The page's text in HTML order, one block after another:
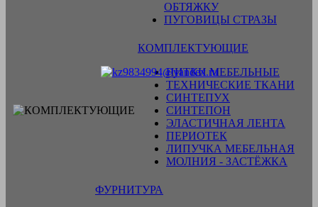
ОБТЯЖКУ
ПУГОВИЦЫ СТРАЗЫ
КОМПЛЕКТУЮЩИЕ
НИТКИ МЕБЕЛЬНЫЕ
ТЕХНИЧЕСКИЕ ТКАНИ
СИНТЕПУХ
СИНТЕПОН
ЭЛАСТИЧНАЯ ЛЕНТА
ПЕРИОТЕК
ЛИПУЧКА МЕБЕЛЬНАЯ
МОЛНИЯ - ЗАСТЁЖКА
ФУРНИТУРА